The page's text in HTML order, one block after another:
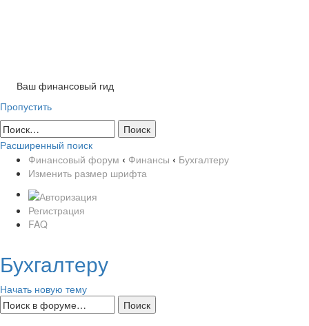
Ваш финансовый гид
Пропустить
Расширенный поиск
Финансовый форум ‹ Финансы ‹ Бухгалтеру
Изменить размер шрифта
Регистрация
FAQ
Бухгалтеру
Начать новую тему